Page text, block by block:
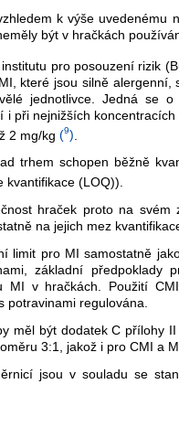
k výše
být v hračkách
pro posouzení rizik
které jsou silně
jednotlivce. Jedná se
i při nejnižších
2 mg/kg (9)
trhem schopen běžně
kvantifikace (LOQ)).
hraček proto na
na jejich mez
limit pro MI samostatně
základní předpoklady
MI v hračkách. Použití
potravinami regulována.
měl být dodatek C přílohy
3:1, jakož i pro CMI a
jsou v souladu se
-
"náhradě